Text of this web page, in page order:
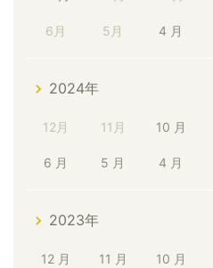
6月 5月 4 月
2024年
12月 11月 10 月
6 月 5 月 4 月
2023年
12 月 11 月 10 月